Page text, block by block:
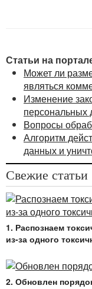
основании:
—Конституции
—Трудового
—Закона
№ 99-З «О защите
—Закона
№ 418-З «О
—Закона
№ 455-З «Об
и защите
— иных
Беларусь.
Статьи на
Может ли
являться
Изменение
персональных
Вопросы
Алгоритм
данных и
Свежие статьи
1. Распознаем
из-за одного
2. Обновлен